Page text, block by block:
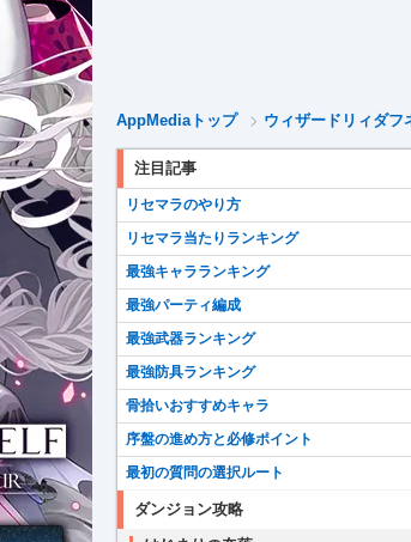
AppMediaトップ ウィザードリィダ
注目記事
リセマラのやり方
リセマラ当たりランキング
最強キャラランキング
最強パーティ編成
最強武器ランキング
最強防具ランキング
骨拾いおすすめキャラ
序盤の進め方と必修ポイント
最初の質問の選択ルート
ダンジョン攻略